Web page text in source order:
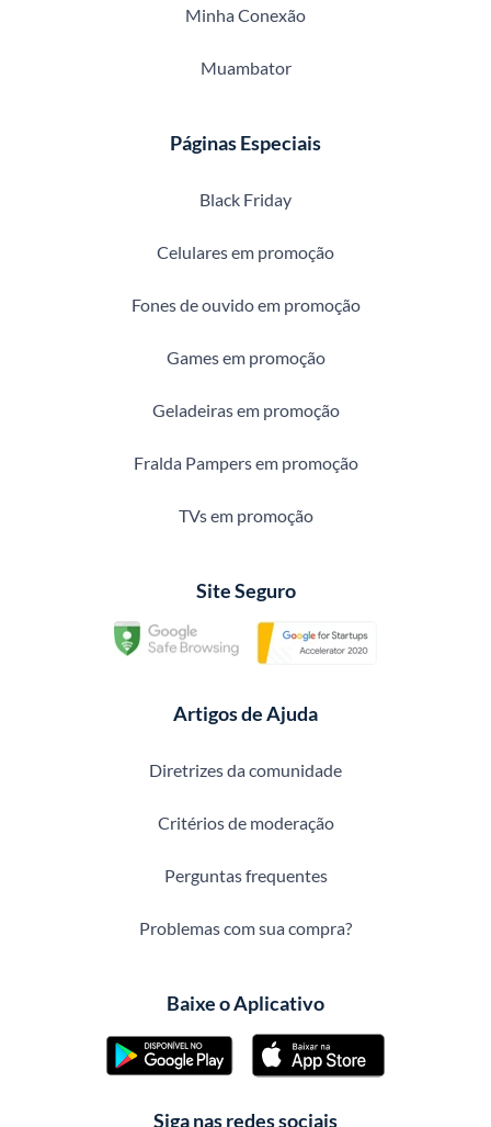
Minha Conexão
Muambator
Páginas Especiais
Black Friday
Celulares em promoção
Fones de ouvido em promoção
Games em promoção
Geladeiras em promoção
Fralda Pampers em promoção
TVs em promoção
Site Seguro
Artigos de Ajuda
Diretrizes da comunidade
Critérios de moderação
Perguntas frequentes
Problemas com sua compra?
Baixe o Aplicativo
Siga nas redes sociais